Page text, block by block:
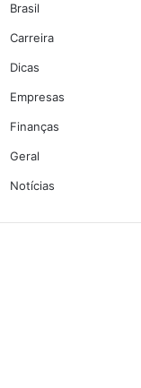
Brasil
Carreira
Dicas
Empresas
Finanças
Geral
Notícias